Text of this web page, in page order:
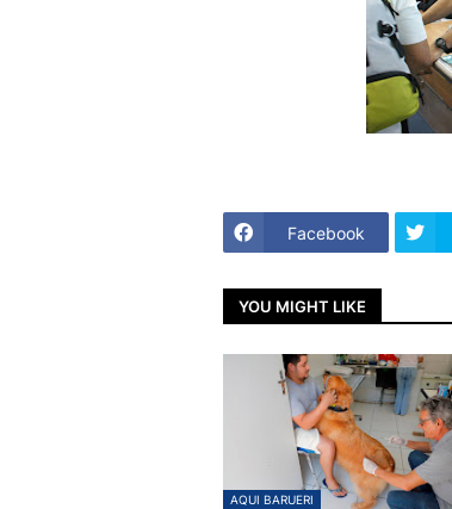
Facebook
YOU MIGHT LIKE
AQUI BARUERI